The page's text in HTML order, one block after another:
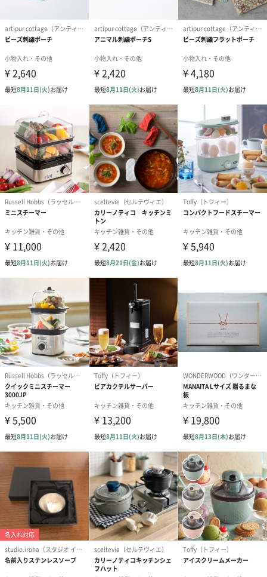
おしゃれなデザインのミトンは、ご自身でのご使用はもちろん、
お世話になっている方への贈り物にもおすすめです。
artipur cottage（アンティプールコテージ）
『楽しく暮らす 豊かに暮らす 私時間の物選び』
自分らしい時間を過ごすための大切な物選び。少しこだわりのあ
るもの選び。
忙しい毎日をほっと包んでくれる温もりのあるインテリア
暮らしを楽しくしてくれるワクワク感のある小雑貨。
古くより伝わる手仕事を生かし、クラフト感いっぱいのライフス
タイルを提案していきます。
商品詳細情報
素材／繊維
サイズ
直径20cm
外装サイズ
23×23cm
商品オプション情報
メッセージカード（通常・写真・グリーティング）
誕生日や結婚祝い・出産祝いなど、様々なシーンのメッセージカ
ードを同梱します。
メッセージカードや封筒のデザインは一部変更する場合がありま
す。